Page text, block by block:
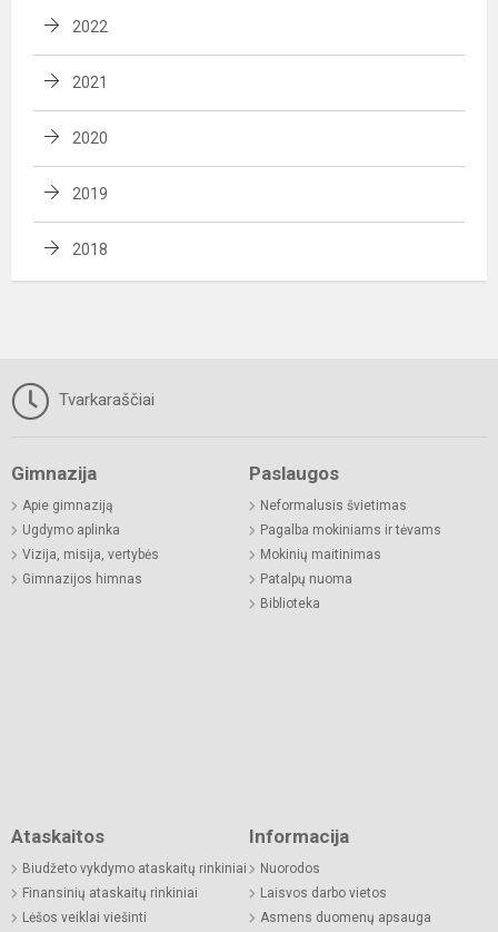
2022
2021
2020
2019
2018
Tvarkaraščiai
Gimnazija
Apie gimnaziją
Ugdymo aplinka
Vizija, misija, vertybės
Gimnazijos himnas
Paslaugos
Neformalusis švietimas
Pagalba mokiniams ir tėvams
Mokinių maitinimas
Patalpų nuoma
Biblioteka
Ataskaitos
Biudžeto vykdymo ataskaitų rinkiniai
Finansinių ataskaitų rinkiniai
Lėšos veiklai viešinti
Informacija
Nuorodos
Laisvos darbo vietos
Asmens duomenų apsauga